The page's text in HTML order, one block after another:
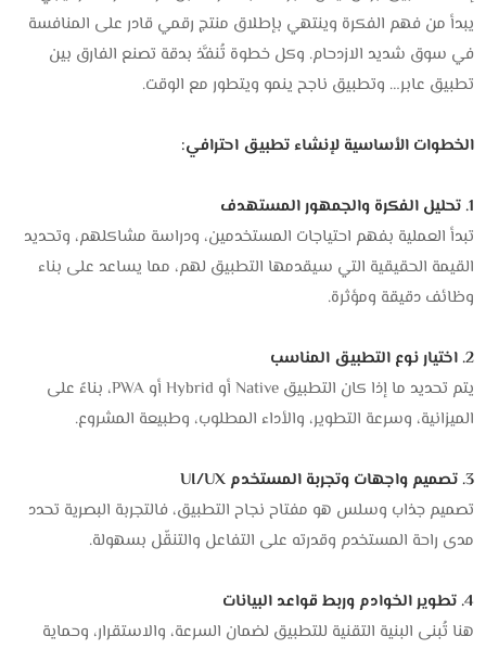
يبدأ من فهم الفكرة وينتهي بإطلاق منتج رقمي قادر على المنافسة
في سوق شديد الازدحام. وكل خطوة تُنفَّذ بدقة تصنع الفارق بين
تطبيق عابر… وتطبيق ناجح ينمو ويتطور مع الوقت.
الخطوات الأساسية لإنشاء تطبيق احترافي:
1. تحليل الفكرة والجمهور المستهدف
تبدأ العملية بفهم احتياجات المستخدمين، ودراسة مشاكلهم، وتحديد
القيمة الحقيقية التي سيقدمها التطبيق لهم، مما يساعد على بناء
وظائف دقيقة ومؤثرة.
2. اختيار نوع التطبيق المناسب
يتم تحديد ما إذا كان التطبيق Native أو Hybrid أو PWA، بناءً على
الميزانية، وسرعة التطوير، والأداء المطلوب، وطبيعة المشروع.
3. تصميم واجهات وتجربة المستخدم UI/UX
تصميم جذاب وسلس هو مفتاح نجاح التطبيق، فالتجربة البصرية تحدد
مدى راحة المستخدم وقدرته على التفاعل والتنقّل بسهولة.
4. تطوير الخوادم وربط قواعد البيانات
هنا تُبنى البنية التقنية للتطبيق لضمان السرعة، والاستقرار، وحماية